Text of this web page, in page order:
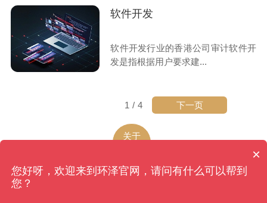
软件开发
软件开发行业的香港公司审计软件开
发是指根据用户要求建...
1 / 4 下一页
关于
环泽版权所有
网站地图
香港、成都、北京、上海、广州、南京、昆明、武汉...
×
您好呀，欢迎来到环泽官网，请问有什么可以帮到
您？